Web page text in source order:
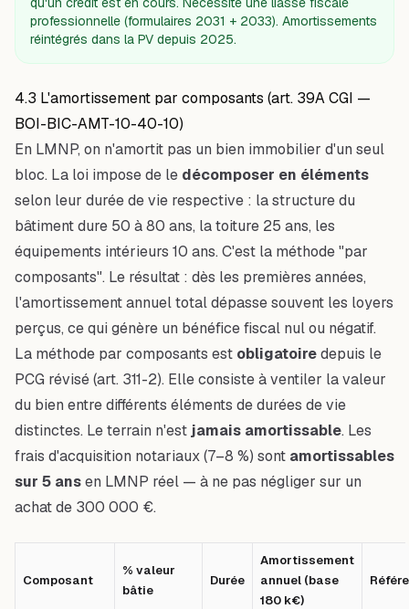
professionnelle (formulaires 2031 + 2033). Amortissements
réintégrés dans la PV depuis 2025.
4.3 L'amortissement par composants (art. 39A CGI —
BOI-BIC-AMT-10-40-10)
En LMNP, on n'amortit pas un bien immobilier d'un seul
bloc. La loi impose de le décomposer en éléments
selon leur durée de vie respective : la structure du
bâtiment dure 50 à 80 ans, la toiture 25 ans, les
équipements intérieurs 10 ans. C'est la méthode "par
composants". Le résultat : dès les premières années,
l'amortissement annuel total dépasse souvent les loyers
perçus, ce qui génère un bénéfice fiscal nul ou négatif.
La méthode par composants est obligatoiredepuis le
PCG révisé (art. 311-2). Elle consiste à ventiler la valeur
du bien entre différents éléments de durées de vie
distinctes. Le terrain n'est jamais amortissable. Les
frais d'acquisition notariaux (7–8 %) sont amortissables
sur 5 ansen LMNP réel — à ne pas négliger sur un
achat de 300 000 €.
Composant
% valeur
bâtie
Durée
Amortissement
annuel (base
180 k€)